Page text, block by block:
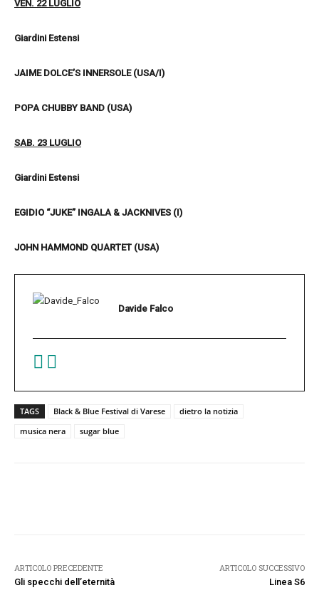
VEN. 22 LUGLIO
Giardini Estensi
JAIME DOLCE’S INNERSOLE (USA/I)
POPA CHUBBY BAND (USA)
SAB. 23 LUGLIO
Giardini Estensi
EGIDIO “JUKE” INGALA & JACKNIVES (I)
JOHN HAMMOND QUARTET (USA)
Davide Falco
TAGS Black & Blue Festival di Varese
dietro la notizia
musica nera
sugar blue
ARTICOLO PRECEDENTE
Gli specchi dell’eternità
ARTICOLO SUCCESSIVO
Linea S6